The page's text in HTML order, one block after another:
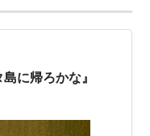
に帰ろかな』